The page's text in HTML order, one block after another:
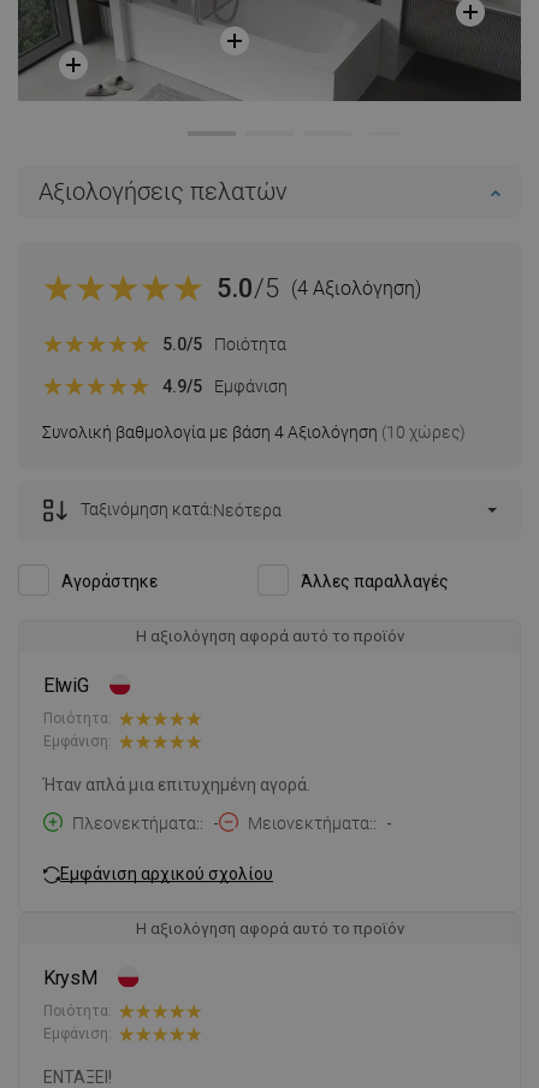
Αξιολογήσεις πελατών
5.0/5 (4 Αξιολόγηση)
Συνολική βαθμολογία με βάση 4 Αξιολόγηση (10 χώρες)
5.0/5 Ποιότητα
4.9/5 Εμφάνιση
Αγοράστηκε Άλλες παραλλαγές
Ταξινόμηση κατά:Νεότερα
Η αξιολόγηση αφορά αυτό το προϊόν
ElwiG
Ποιότητα:
Εμφάνιση:
Ήταν απλά μια επιτυχημένη αγορά.
Πλεονεκτήματα:
- Μειονεκτήματα: -
Εμφάνιση αρχικού σχολίου
Η αξιολόγηση αφορά αυτό το προϊόν
KrysM
Ποιότητα:
Εμφάνιση:
ΕΝΤΑΞΕΙ!